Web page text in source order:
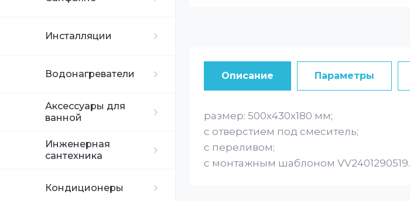
Инсталляции
Водонагреватели
Аксессуары для
ванной
Инженерная
сантехника
Кондиционеры
Описание Параметры
размер: 500х430х180 мм;
с отверстием под смеситель;
с переливом;
с монтажным шаблоном VV2401290519.